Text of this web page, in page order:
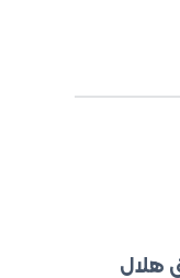
هلال